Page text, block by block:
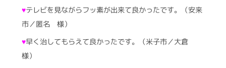
♥テレビを見ながらフッ素が出来て良かったです。（安来
市／匿名 様）
♥早く治してもらえて良かったです。（米子市／大倉
様）